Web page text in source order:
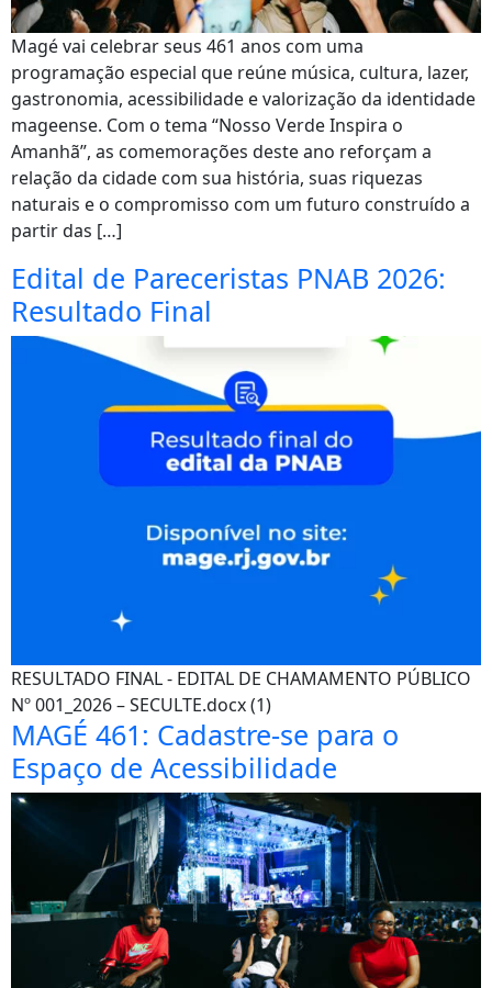
Magé vai celebrar seus 461 anos com uma
programação especial que reúne música, cultura, lazer,
gastronomia, acessibilidade e valorização da identidade
mageense. Com o tema “Nosso Verde Inspira o
Amanhã”, as comemorações deste ano reforçam a
relação da cidade com sua história, suas riquezas
naturais e o compromisso com um futuro construído a
partir das […]
Edital de Pareceristas PNAB 2026:
Resultado Final
RESULTADO FINAL - EDITAL DE CHAMAMENTO PÚBLICO
Nº 001_2026 – SECULTE.docx (1)
MAGÉ 461: Cadastre-se para o
Espaço de Acessibilidade